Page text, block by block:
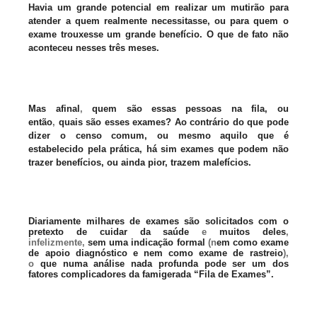
Havia um grande potencial em realizar um mutirão para
atender a quem realmente necessitasse, ou para quem o
exame trouxesse um grande benefício. O que de fato não
aconteceu nesses três meses.
Mas afinal ,quem são essas pessoas na fila, ou
então, quais são esses exames? Ao contrário do que pode
dizer o censo comum, ou mesmo aquilo que é
estabelecido pela prática, há sim exames que podem não
trazer benefícios, ou ainda pior, trazem malefícios.
Diariamente milhares de exames são solicitados com o
pretexto de cuidar da saúde e muitos deles,
infelizmente, sem uma indicação formal (nem como exame
de apoio diagnóstico e nem como exame de rastreio),
o que numa análise nada profunda pode ser um dos
fatores complicadores da famigerada “Fila de Exames”.